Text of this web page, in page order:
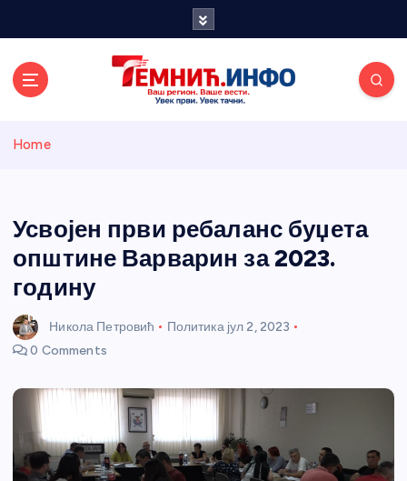
и портал
Home
Усвојен први ребаланс буџета
општине Варварин за 2023.
годину
Никола Петровић Политика јул 2, 2023
0 Comments